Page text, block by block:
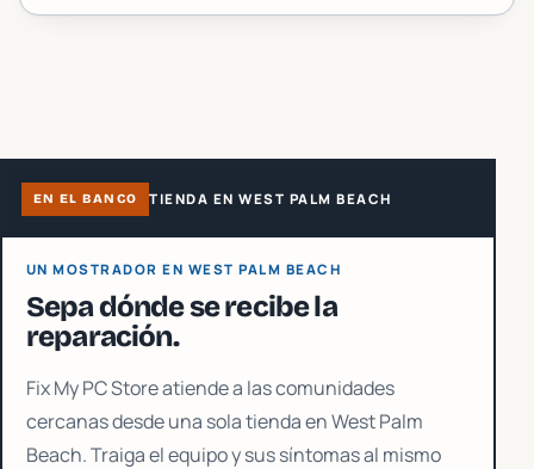
EN EL BANCO TIENDA EN WEST PALM BEACH
UN MOSTRADOR EN WEST PALM BEACH
Sepa dónde se recibe la
reparación.
Fix My PC Store atiende a las comunidades
cercanas desde una sola tienda en West Palm
Beach. Traiga el equipo y sus síntomas al mismo